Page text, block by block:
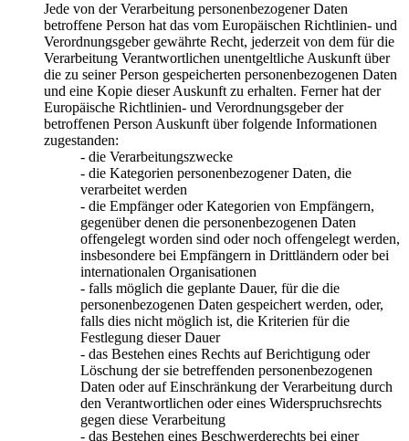
Jede von der Verarbeitung personenbezogener Daten
betroffene Person hat das vom Europäischen Richtlinien- und
Verordnungsgeber gewährte Recht, jederzeit von dem für die
Verarbeitung Verantwortlichen unentgeltliche Auskunft über
die zu seiner Person gespeicherten personenbezogenen Daten
und eine Kopie dieser Auskunft zu erhalten. Ferner hat der
Europäische Richtlinien- und Verordnungsgeber der
betroffenen Person Auskunft über folgende Informationen
zugestanden:
- die Verarbeitungszwecke
- die Kategorien personenbezogener Daten, die
verarbeitet werden
- die Empfänger oder Kategorien von Empfängern,
gegenüber denen die personenbezogenen Daten
offengelegt worden sind oder noch offengelegt werden,
insbesondere bei Empfängern in Drittländern oder bei
internationalen Organisationen
- falls möglich die geplante Dauer, für die die
personenbezogenen Daten gespeichert werden, oder,
falls dies nicht möglich ist, die Kriterien für die
Festlegung dieser Dauer
- das Bestehen eines Rechts auf Berichtigung oder
Löschung der sie betreffenden personenbezogenen
Daten oder auf Einschränkung der Verarbeitung durch
den Verantwortlichen oder eines Widerspruchsrechts
gegen diese Verarbeitung
- das Bestehen eines Beschwerderechts bei einer